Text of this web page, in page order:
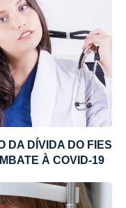
DA DÍVIDA DO FIES
À COVID-19